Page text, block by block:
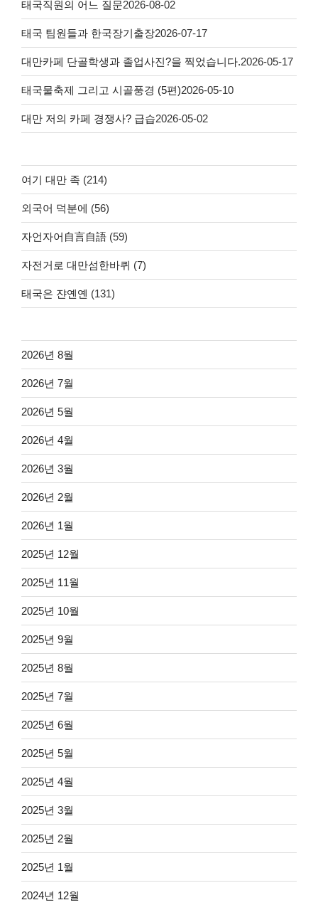
태국직원의 어느 질문2026-08-02
태국 팀원들과 한국장기출장2026-07-17
대만카페 단골학생과 졸업사진?을 찍었습니다.2026-05-17
태국물축제 그리고 시골풍경 (5편)2026-05-10
대만 저의 카페 경쟁사? 급습2026-05-02
여기 대만 족 (214)
외국어 덕분에 (56)
자언자어自言自語 (59)
자전거로 대만섬한바퀴 (7)
태국은 쟌옌옌 (131)
2026년 8월
2026년 7월
2026년 5월
2026년 4월
2026년 3월
2026년 2월
2026년 1월
2025년 12월
2025년 11월
2025년 10월
2025년 9월
2025년 8월
2025년 7월
2025년 6월
2025년 5월
2025년 4월
2025년 3월
2025년 2월
2025년 1월
2024년 12월